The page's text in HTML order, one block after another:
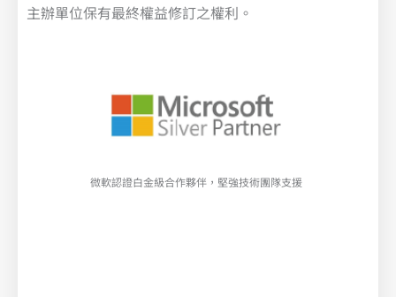
主辦單位保有最終權益修訂之權利。
微軟認證白金級合作夥伴，堅強技術團隊支援